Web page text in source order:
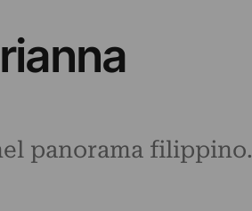
panorama filippino.